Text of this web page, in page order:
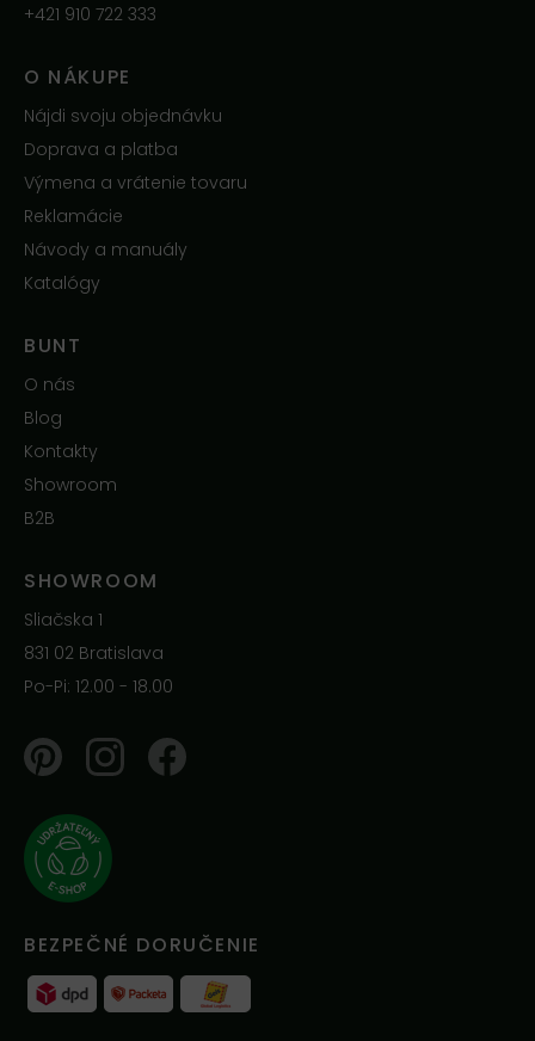
+421 910 722 333
O NÁKUPE
Nájdi svoju objednávku
Doprava a platba
Výmena a vrátenie tovaru
Reklamácie
Návody a manuály
Katalógy
BUNT
O nás
Blog
Kontakty
Showroom
B2B
SHOWROOM
Sliačska 1
831 02 Bratislava
Po-Pi: 12.00 - 18.00
PinterestInstagramFacebook
BEZPEČNÉ DORUČENIE